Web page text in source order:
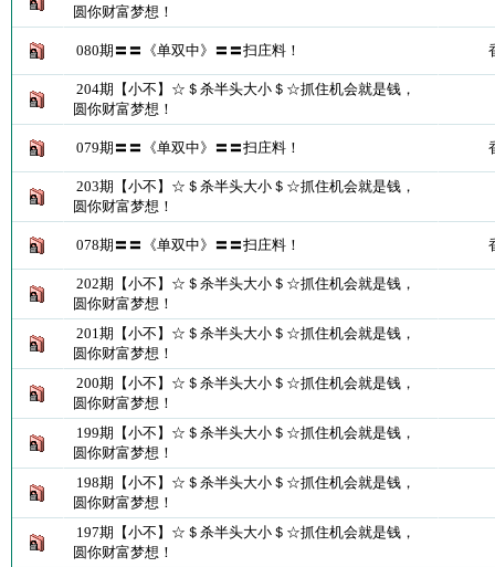
圆你财富梦想！
080期〓〓《单双中》〓〓扫庄料！
204期【小不】☆＄杀半头大小＄☆抓住机会就是钱，
圆你财富梦想！
079期〓〓《单双中》〓〓扫庄料！
203期【小不】☆＄杀半头大小＄☆抓住机会就是钱，
圆你财富梦想！
078期〓〓《单双中》〓〓扫庄料！
202期【小不】☆＄杀半头大小＄☆抓住机会就是钱，
圆你财富梦想！
201期【小不】☆＄杀半头大小＄☆抓住机会就是钱，
圆你财富梦想！
200期【小不】☆＄杀半头大小＄☆抓住机会就是钱，
圆你财富梦想！
199期【小不】☆＄杀半头大小＄☆抓住机会就是钱，
圆你财富梦想！
198期【小不】☆＄杀半头大小＄☆抓住机会就是钱，
圆你财富梦想！
197期【小不】☆＄杀半头大小＄☆抓住机会就是钱，
圆你财富梦想！